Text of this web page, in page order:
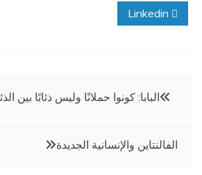
تصفّح
البابا: كونوا حملانًا وليس ذئابًا بين
الفالنتاين والإنسانية الجديدة